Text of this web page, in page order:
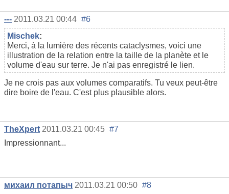
--- 2011.03.21 00:44 #6
Mischek:
Merci, à la lumière des récents cataclysmes, voici une
illustration de la relation entre la taille de la planète et le
volume d'eau sur terre. Je n'ai pas enregistré le lien.
Je ne crois pas aux volumes comparatifs. Tu veux peut-être
dire boire de l'eau. C'est plus plausible alors.
TheXpert 2011.03.21 00:45 #7
Impressionnant...
михаил потапыч 2011.03.21 00:50 #8